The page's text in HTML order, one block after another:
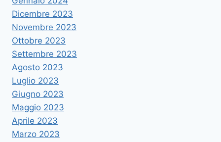
Dicembre 2023
Novembre 2023
Ottobre 2023
Settembre 2023
Agosto 2023
Luglio 2023
Giugno 2023
Maggio 2023
Aprile 2023
Marzo 2023